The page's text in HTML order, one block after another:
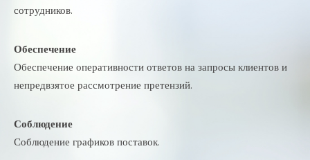
сотрудников.
Обеспечение
Обеспечение оперативности ответов на запросы клиентов и
непредвзятое рассмотрение претензий.
Соблюдение
Соблюдение графиков поставок.